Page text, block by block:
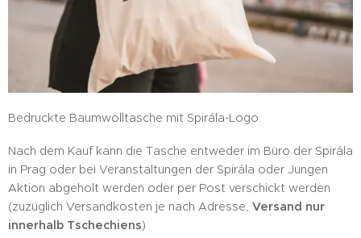
Bedruckte Baumwolltasche mit Spirála-Logo.
Nach dem Kauf kann die Tasche entweder im Büro der Spirála
in Prag oder bei Veranstaltungen der Spirála oder Jungen
Aktion abgeholt werden oder per Post verschickt werden
(zuzüglich Versandkosten je nach Adresse, Versand nur
innerhalb Tschechiens)